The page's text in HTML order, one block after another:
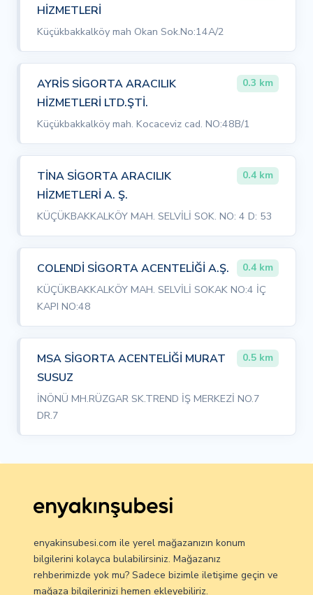
HİZMETLERİ
Küçükbakkalköy mah Okan Sok.No:14A/2
AYRİS SİGORTA ARACILIK
HİZMETLERİ LTD.ŞTİ.
0.3 km
Küçükbakkalköy mah. Kocaceviz cad. NO:48B/1
TİNA SİGORTA ARACILIK
HİZMETLERİ A. Ş.
0.4 km
KÜÇÜKBAKKALKÖY MAH. SELVİLİ SOK. NO: 4 D: 53
COLENDİ SİGORTA ACENTELİĞİ A.Ş. 0.4 km
KÜÇÜKBAKKALKÖY MAH. SELVİLİ SOKAK NO:4 İÇ
KAPI NO:48
MSA SİGORTA ACENTELİĞİ MURAT
SUSUZ
0.5 km
İNÖNÜ MH.RÜZGAR SK.TREND İŞ MERKEZİ NO.7
DR.7
enyakinsubesi.com ile yerel mağazanızın konum
bilgilerini kolayca bulabilirsiniz. Mağazanız
rehberimizde yok mu? Sadece bizimle iletişime geçin ve
mağaza bilgilerinizi hemen ekleyebiliriz.